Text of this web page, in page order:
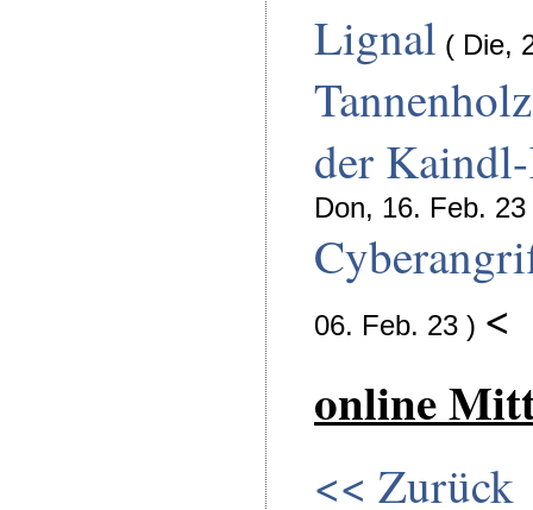
Lignal ( Die,
der
Don, 16. Feb. 23
06. Feb. 23 ) <
online
<< Zurück